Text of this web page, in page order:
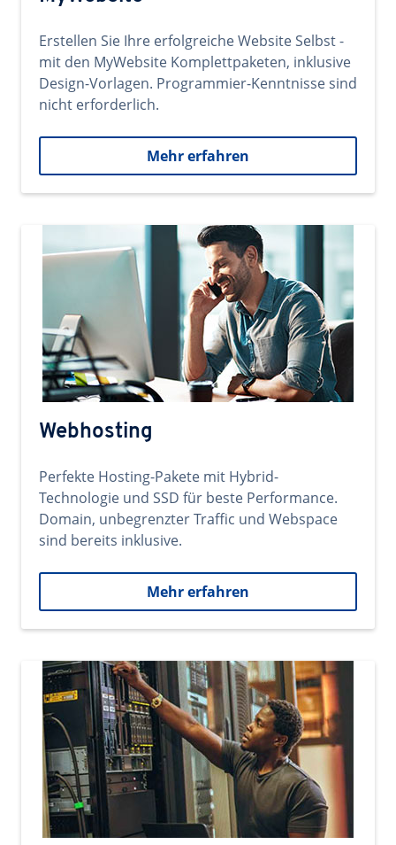
Erstellen Sie Ihre erfolgreiche Website Selbst -
mit den MyWebsite Komplettpaketen, inklusive
Design-Vorlagen. Programmier-Kenntnisse sind
nicht erforderlich.
Mehr erfahren
Webhosting
Perfekte Hosting-Pakete mit Hybrid-
Technologie und SSD für beste Performance.
Domain, unbegrenzter Traffic und Webspace
sind bereits inklusive.
Mehr erfahren